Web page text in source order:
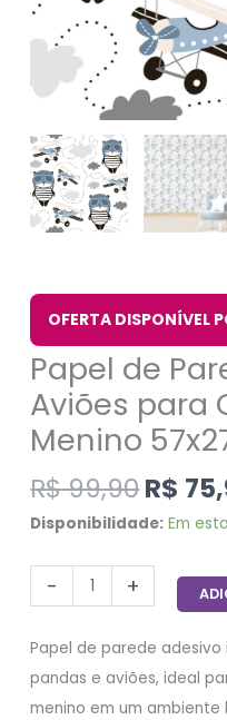
OFERTA DISPONÍVEL
Papel de
Aviões para
Menino
R$99,90R$
Disponibilidade: Em
- +
Papel de parede
pandas e aviões, ideal
menino em um ambiente